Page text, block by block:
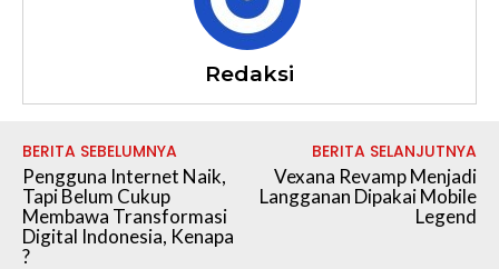
Redaksi
BERITA SEBELUMNYA
Pengguna Internet Naik,
Tapi Belum Cukup
Membawa Transformasi
Digital Indonesia, Kenapa
?
BERITA SELANJUTNYA
Vexana Revamp Menjadi
Langganan Dipakai Mobile
Legend